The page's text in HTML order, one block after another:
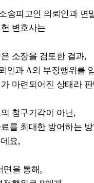
송피고인 의뢰인과 면
변호사는
소장을 검토한 결과,
인과 A의 부정행위를
마련되어진 상태라
청구기각이 아닌 ,
를 최대한 방어하는
요 ,
면을 통해,